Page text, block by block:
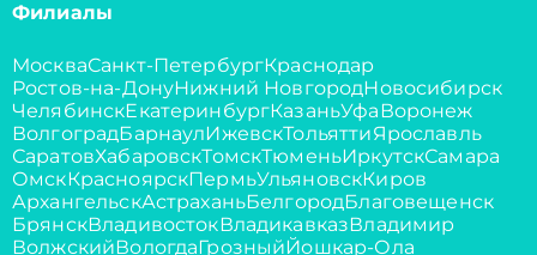
Филиалы
МоскваСанкт-ПетербургКраснодар
Ростов-на-ДонуНижний НовгородНовосибирск
ЧелябинскЕкатеринбургКазаньУфаВоронеж
ВолгоградБарнаулИжевскТольяттиЯрославль
СаратовХабаровскТомскТюменьИркутскСамара
ОмскКрасноярскПермьУльяновскКиров
АрхангельскАстраханьБелгородБлаговещенск
БрянскВладивостокВладикавказВладимир
ВолжскийВологдаГрозныйЙошкар-Ола